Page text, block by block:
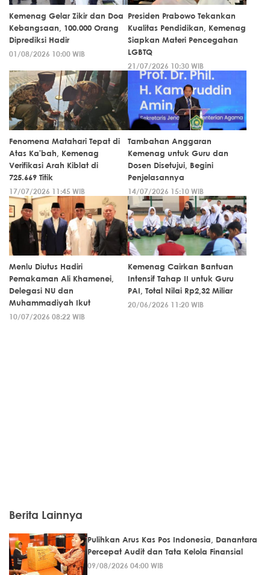
Kemenag Gelar Zikir dan Doa
Kebangsaan, 100.000 Orang
Diprediksi Hadir
01/08/2026 10:00 WIB
Presiden Prabowo Tekankan
Kualitas Pendidikan, Kemenag
Siapkan Materi Pencegahan
LGBTQ
21/07/2026 10:30 WIB
Fenomena Matahari Tepat di
Atas Ka'bah, Kemenag
Verifikasi Arah Kiblat di
725.669 Titik
17/07/2026 11:45 WIB
Tambahan Anggaran
Kemenag untuk Guru dan
Dosen Disetujui, Begini
Penjelasannya
14/07/2026 15:10 WIB
Menlu Diutus Hadiri
Pemakaman Ali Khamenei,
Delegasi NU dan
Muhammadiyah Ikut
10/07/2026 08:22 WIB
Kemenag Cairkan Bantuan
Intensif Tahap II untuk Guru
PAI, Total Nilai Rp2,32 Miliar
20/06/2026 11:20 WIB
Berita Lainnya
Pulihkan Arus Kas Pos Indonesia, Danantara
Percepat Audit dan Tata Kelola Finansial
09/08/2026 04:00 WIB